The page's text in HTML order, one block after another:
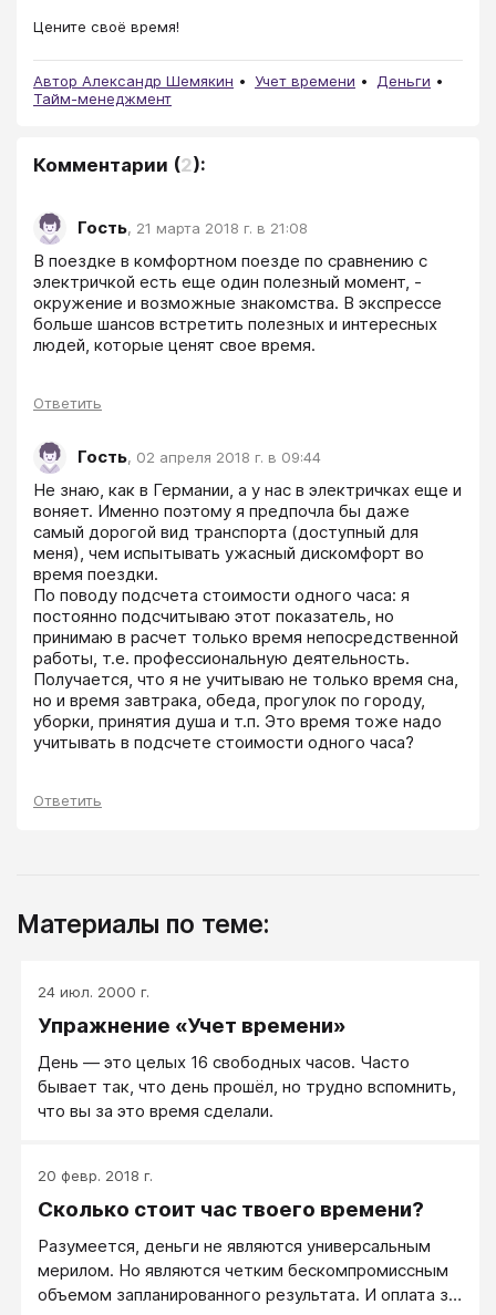
Цените своё время!
Автор Александр Шемякин Учет времени
Деньги
Тайм-менеджмент
Комментарии (2):
Гость, 21 марта 2018 г. в 21:08
В поездке в комфортном поезде по сравнению с
электричкой есть еще один полезный момент, -
окружение и возможные знакомства. В экспрессе
больше шансов встретить полезных и интересных
людей, которые ценят свое время.
Ответить
Гость, 02 апреля 2018 г. в 09:44
Не знаю, как в Германии, а у нас в электричках еще и
воняет. Именно поэтому я предпочла бы даже
самый дорогой вид транспорта (доступный для
меня), чем испытывать ужасный дискомфорт во
время поездки.
По поводу подсчета стоимости одного часа: я
постоянно подсчитываю этот показатель, но
принимаю в расчет только время непосредственной
работы, т.е. профессиональную деятельность.
Получается, что я не учитываю не только время сна,
но и время завтрака, обеда, прогулок по городу,
уборки, принятия душа и т.п. Это время тоже надо
учитывать в подсчете стоимости одного часа?
Ответить
Материалы по теме:
24 июл. 2000 г.
Упражнение «Учет времени»
День ― это целых 16 свободных часов. Часто
бывает так, что день прошёл, но трудно вспомнить,
что вы за это время сделали.
20 февр. 2018 г.
Сколько стоит час твоего времени?
Разумеется, деньги не являются универсальным
мерилом. Но являются четким бескомпромиссным
объемом запланированного результата. И оплата за